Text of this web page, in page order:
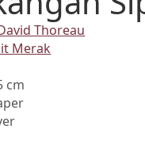
Thoreau
Merak
cm